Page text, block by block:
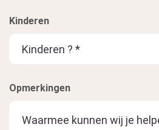
Kinderen
Opmerkingen